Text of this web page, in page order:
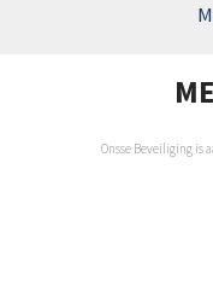
Onsse Beveiliging is